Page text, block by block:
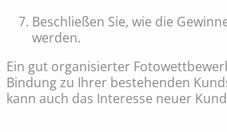
Beschließen Sie, wie die
werden.
Ein gut organisierter
Bindung zu Ihrer bestehenden
kann auch das Interesse neuer